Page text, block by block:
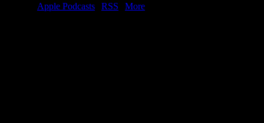
Apple Podcasts RSS
More